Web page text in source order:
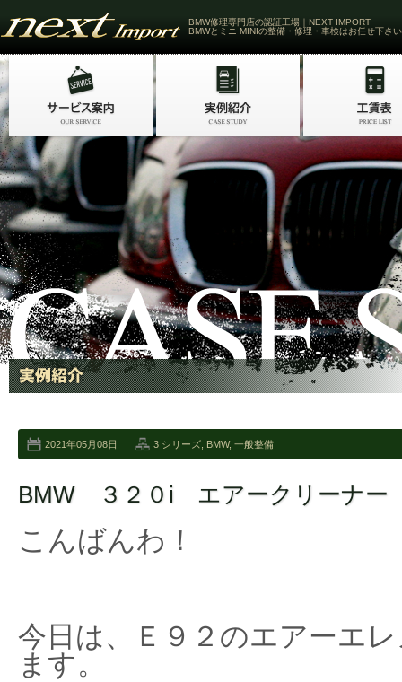
BMW修理専門店の認証工場｜NEXT IMPORT
BMWとミニ MINIの整備・修理・車検はお任せ下さい
2021年05月08日 3 シリーズ BMW, 一般整備
BMW ３２０i エアークリーナ
こんばんわ！
今日は、Ｅ９２のエアーエ
ます。